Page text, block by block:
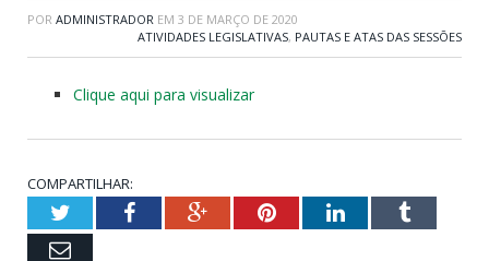
POR ADMINISTRADOR EM 3 DE MARÇO DE 2020
ATIVIDADES LEGISLATIVAS, PAUTAS E ATAS DAS SESSÕES
Clique aqui para visualizar
COMPARTILHAR:
TwitterFacebookGoogle+PinterestLinkedInTumblr
Email